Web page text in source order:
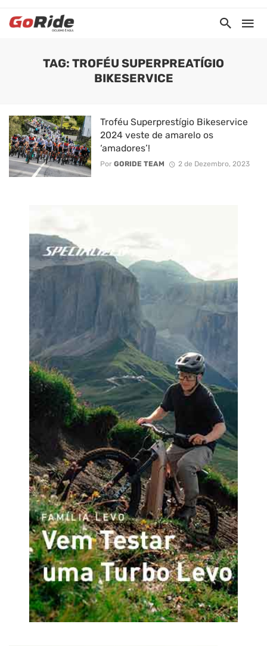
TAG: TROFÉU SUPERPREATÍGIO
BIKESERVICE
Troféu Superprestígio Bikeservice
2024 veste de amarelo os
‘amadores’!
Por GORIDE TEAM 2 de Dezembro, 2023